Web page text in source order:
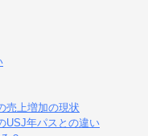
売上増加の現状
USJ年パスとの違い